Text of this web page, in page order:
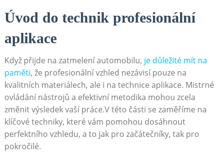
Úvod do‌ technik profesionální
aplikace
Když přijde na zatmelení automobilu, je důležité mít na
paměti, že profesionální ​vzhled⁣ nezávisí pouze na
‌kvalitních materiálech, ale i⁤ na ⁣technice aplikace. Mistrné⁢
ovládání nástrojů‍ a efektivní metodika mohou zcela
změnit výsledek ‌vaší práce.V této části se zaměříme na​
klíčové⁣ techniky, které ⁤vám pomohou dosáhnout⁢
perfektního vzhledu, a to jak pro začátečníky, tak pro⁣
pokročilé.